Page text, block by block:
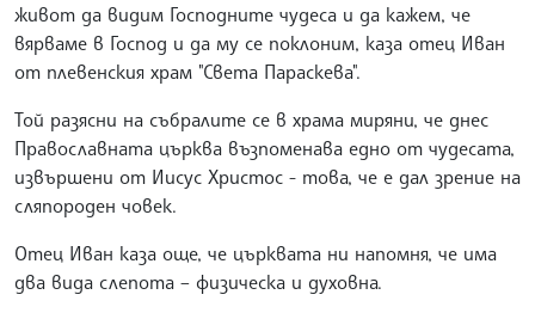
живот да видим Господните чудеса и да кажем, че
вярваме в Господ и да му се поклоним, каза отец Иван
от плевенския храм "Света Параскева".
Той разясни на събралите се в храма миряни, че днес
Православната църква възпоменава едно от чудесата,
извършени от Иисус Христос - това, че е дал зрение на
сляпороден човек.
Отец Иван каза още, че църквата ни напомня, че има
два вида слепота – физическа и духовна.